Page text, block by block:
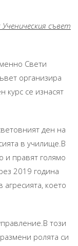
Ученическия съвет
Свети
организира
курс се изнасят
ден на
в училище.В
и правят голямо
2019 година
което
този
ролята си